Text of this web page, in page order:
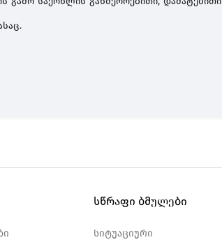
.
სწრაფი ბმულები
სიტუაციური